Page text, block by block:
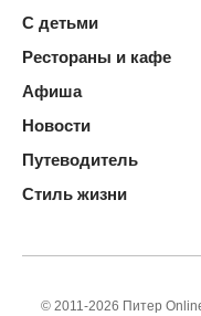
С детьми
Рестораны и кафе
Афиша
Новости
Путеводитель
Стиль жизни
© 2011-2026 Питер